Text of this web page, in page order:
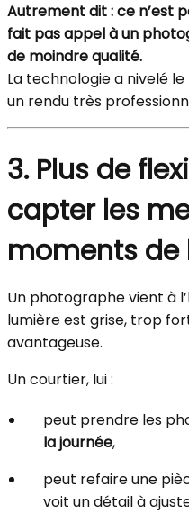
Autrement dit : ce n’est
fait pas appel à un
de moindre qualité.
La technologie a nivelé
un rendu très
3. Plus de
capter les
moments
Un photographe vient à
lumière est grise, trop
avantageuse.
Un courtier, lui :
peut prendre les
la journée,
peut refaire une
voit un détail à